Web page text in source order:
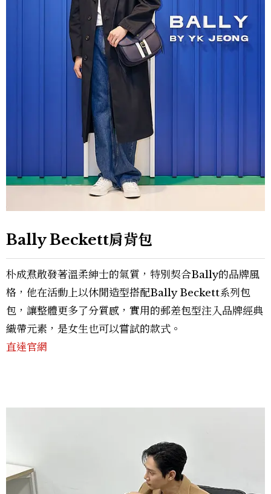
Bally Beckett肩背包
朴成焄散發著溫柔紳士的氣質，特別契合Bally的品牌風
格，他在活動上以休閒造型搭配Bally Beckett系列包
包，讓整體更多了分質感，實用的郵差包型注入品牌經典
織帶元素，是女生也可以嘗試的款式。
直達官網